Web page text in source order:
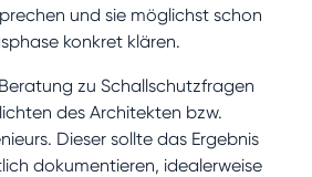
und sie möglichst schon
konkret klären.
zu Schallschutzfragen
des Architekten bzw.
Dieser sollte das Ergebnis
dokumentieren, idealerweise